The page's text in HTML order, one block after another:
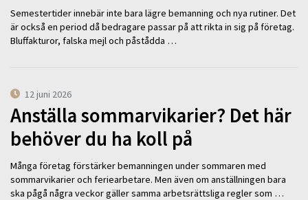
Semestertider innebär inte bara lägre bemanning och nya rutiner. Det
är också en period då bedragare passar på att rikta in sig på företag.
Bluffakturor, falska mejl och påstådda …
12 juni 2026
Anställa sommarvikarier? Det här
behöver du ha koll på
Många företag förstärker bemanningen under sommaren med
sommarvikarier och feriearbetare. Men även om anställningen bara
ska pågå några veckor gäller samma arbetsrättsliga regler som …